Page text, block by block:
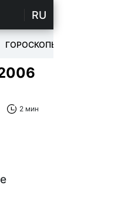
RU
ГОРОСКОПЫ
2 мин